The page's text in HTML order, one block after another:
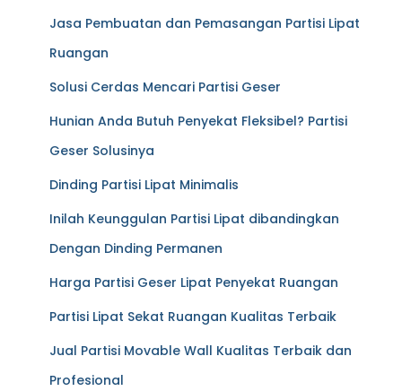
Jasa Pembuatan dan Pemasangan Partisi Lipat
Ruangan
Solusi Cerdas Mencari Partisi Geser
Hunian Anda Butuh Penyekat Fleksibel? Partisi
Geser Solusinya
Dinding Partisi Lipat Minimalis
Inilah Keunggulan Partisi Lipat dibandingkan
Dengan Dinding Permanen
Harga Partisi Geser Lipat Penyekat Ruangan
Partisi Lipat Sekat Ruangan Kualitas Terbaik
Jual Partisi Movable Wall Kualitas Terbaik dan
Profesional